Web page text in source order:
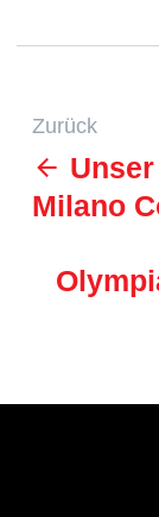
Zurück
Milano